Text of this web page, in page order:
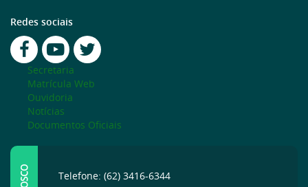
Redes sociais
Secretaria
Matrícula Web
Ouvidoria
Notícias
Documentos Oficiais
Telefone: (62) 3416-6344